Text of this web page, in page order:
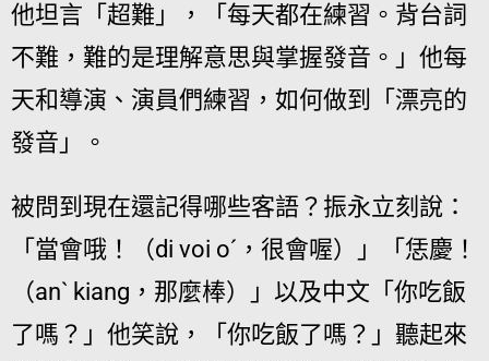
他坦言「超難」，「每天都在練習。背台詞
不難，難的是理解意思與掌握發音。」他每
天和導演、演員們練習，如何做到「漂亮的
發音」。
被問到現在還記得哪些客語？振永立刻說：
「當會哦！（di voi oˊ，很會喔）」「恁慶！
（anˋ kiang，那麼棒）」以及中文「你吃飯
了嗎？」他笑說，「你吃飯了嗎？」聽起來